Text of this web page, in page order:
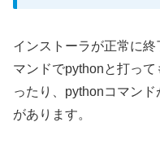
インストーラが正常に
マンドでpythonと打っ
ったり、pythonコマン
があります。